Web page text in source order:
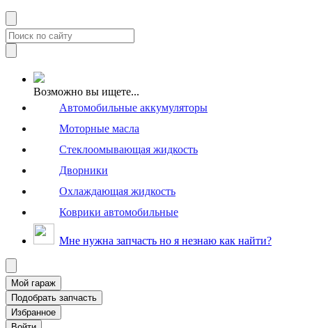
Возможно вы ищете...
Автомобильные аккумуляторы
Моторные масла
Стеклоомывающая жидкость
Дворники
Охлаждающая жидкость
Коврики автомобильные
Мне нужна запчасть но я незнаю как найти?